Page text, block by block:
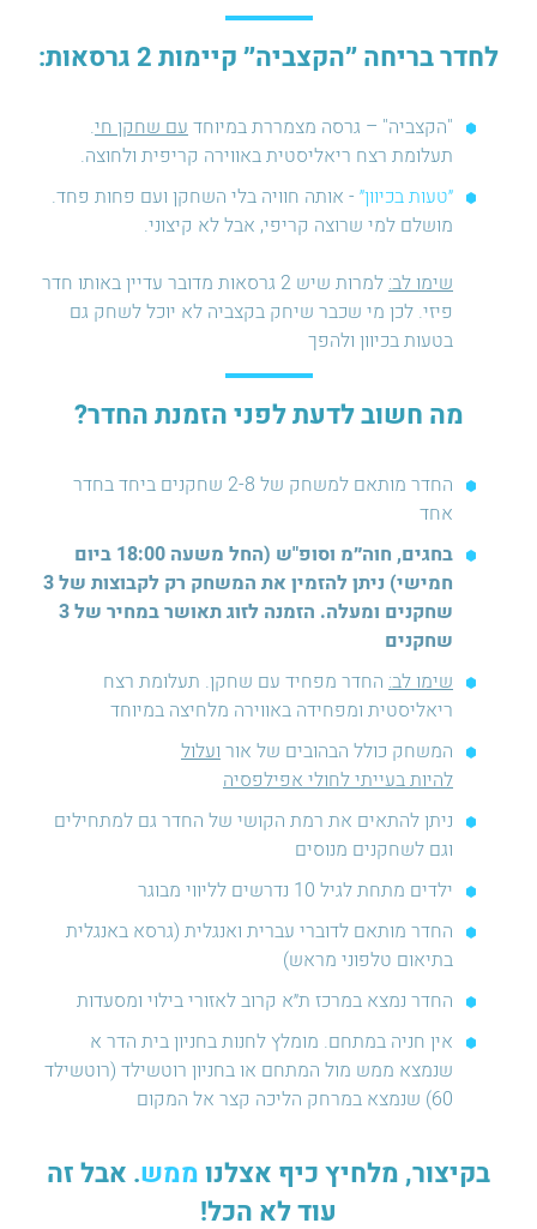
לחדר בריחה ״הקצביה״ קיימות 2 גרסאות:
"הקצביה" – גרסה מצמררת במיוחדעם שחקן חי.
תעלומת רצח ריאליסטית באווירה קריפית ולחוצה.
״טעות בכיוון״ - אותה חוויה בלי השחקן ועם פחות פחד.
מושלם למי שרוצה קריפי, אבל לא קיצוני.
שימו לב:
למרות שיש 2 גרסאות מדובר עדיין באותו חדר
פיזי. לכן מי שכבר שיחק בקצביה לא יוכל לשחק גם
בטעות בכיוון ולהפך
מה חשוב לדעת לפני הזמנת החדר?
החדר מותאם למשחק של 2-8 שחקנים ביחד בחדר
אחד
בחגים, חוה״מ וסופ"ש (החל משעה 18:00 ביום
חמישי) ניתן להזמין את המשחק רק לקבוצות של 3
שחקנים ומעלה. הזמנה לזוג תאושר במחיר של 3
שחקנים
שימו לב: החדר מפחיד עם שחקן. תעלומת רצח
ריאליסטית ומפחידה באווירה מלחיצה במיוחד
המשחק כולל הבהובים של אורועלול
להיות בעייתי לחולי אפילפסיה
ניתן להתאים את רמת הקושי של החדר גם למתחילים
וגם לשחקנים מנוסים
ילדים מתחת לגיל 10 נדרשים לליווי מבוגר
החדר מותאם לדוברי עברית ואנגלית (גרסא באנגלית
בתיאום טלפוני מראש)
החדר נמצא במרכז ת״א קרוב לאזורי בילוי ומסעדות
אין חניה במתחם. מומלץ לחנות בחניון בית הדר א
שנמצא ממש מול המתחם או בחניון רוטשילד (רוטשילד
60) שנמצא במרחק הליכה קצר אל המקום
בקיצור, מלחיץ כיף אצלנוממש. אבל זה
עוד לא הכל!